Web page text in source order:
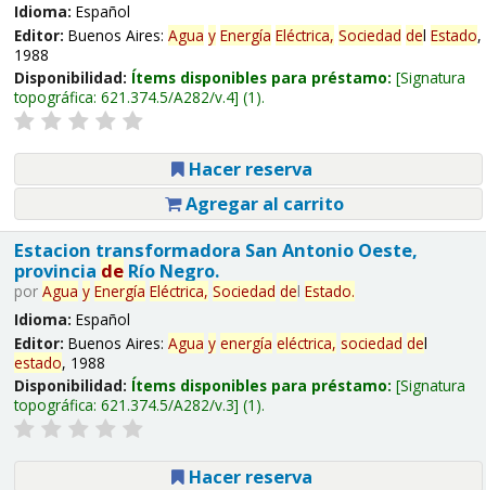
Idioma: Español
Editor: Buenos Aires: Agua y Energía Eléctrica, Sociedad del Estado,
1988
Disponibilidad: Ítems disponibles para préstamo: Signatura
topográfica: 621.374.5/A282/v.4 (1).
Hacer reserva
Agregar al carrito
Estacion transformadora San Antonio Oeste,
provincia deRío Negro.
por Agua y Energía Eléctrica, Sociedad del Estado.
Idioma: Español
Editor: Buenos Aires: Agua y energía eléctrica, sociedad del
estado, 1988
Disponibilidad: Ítems disponibles para préstamo: Signatura
topográfica: 621.374.5/A282/v.3 (1).
Hacer reserva